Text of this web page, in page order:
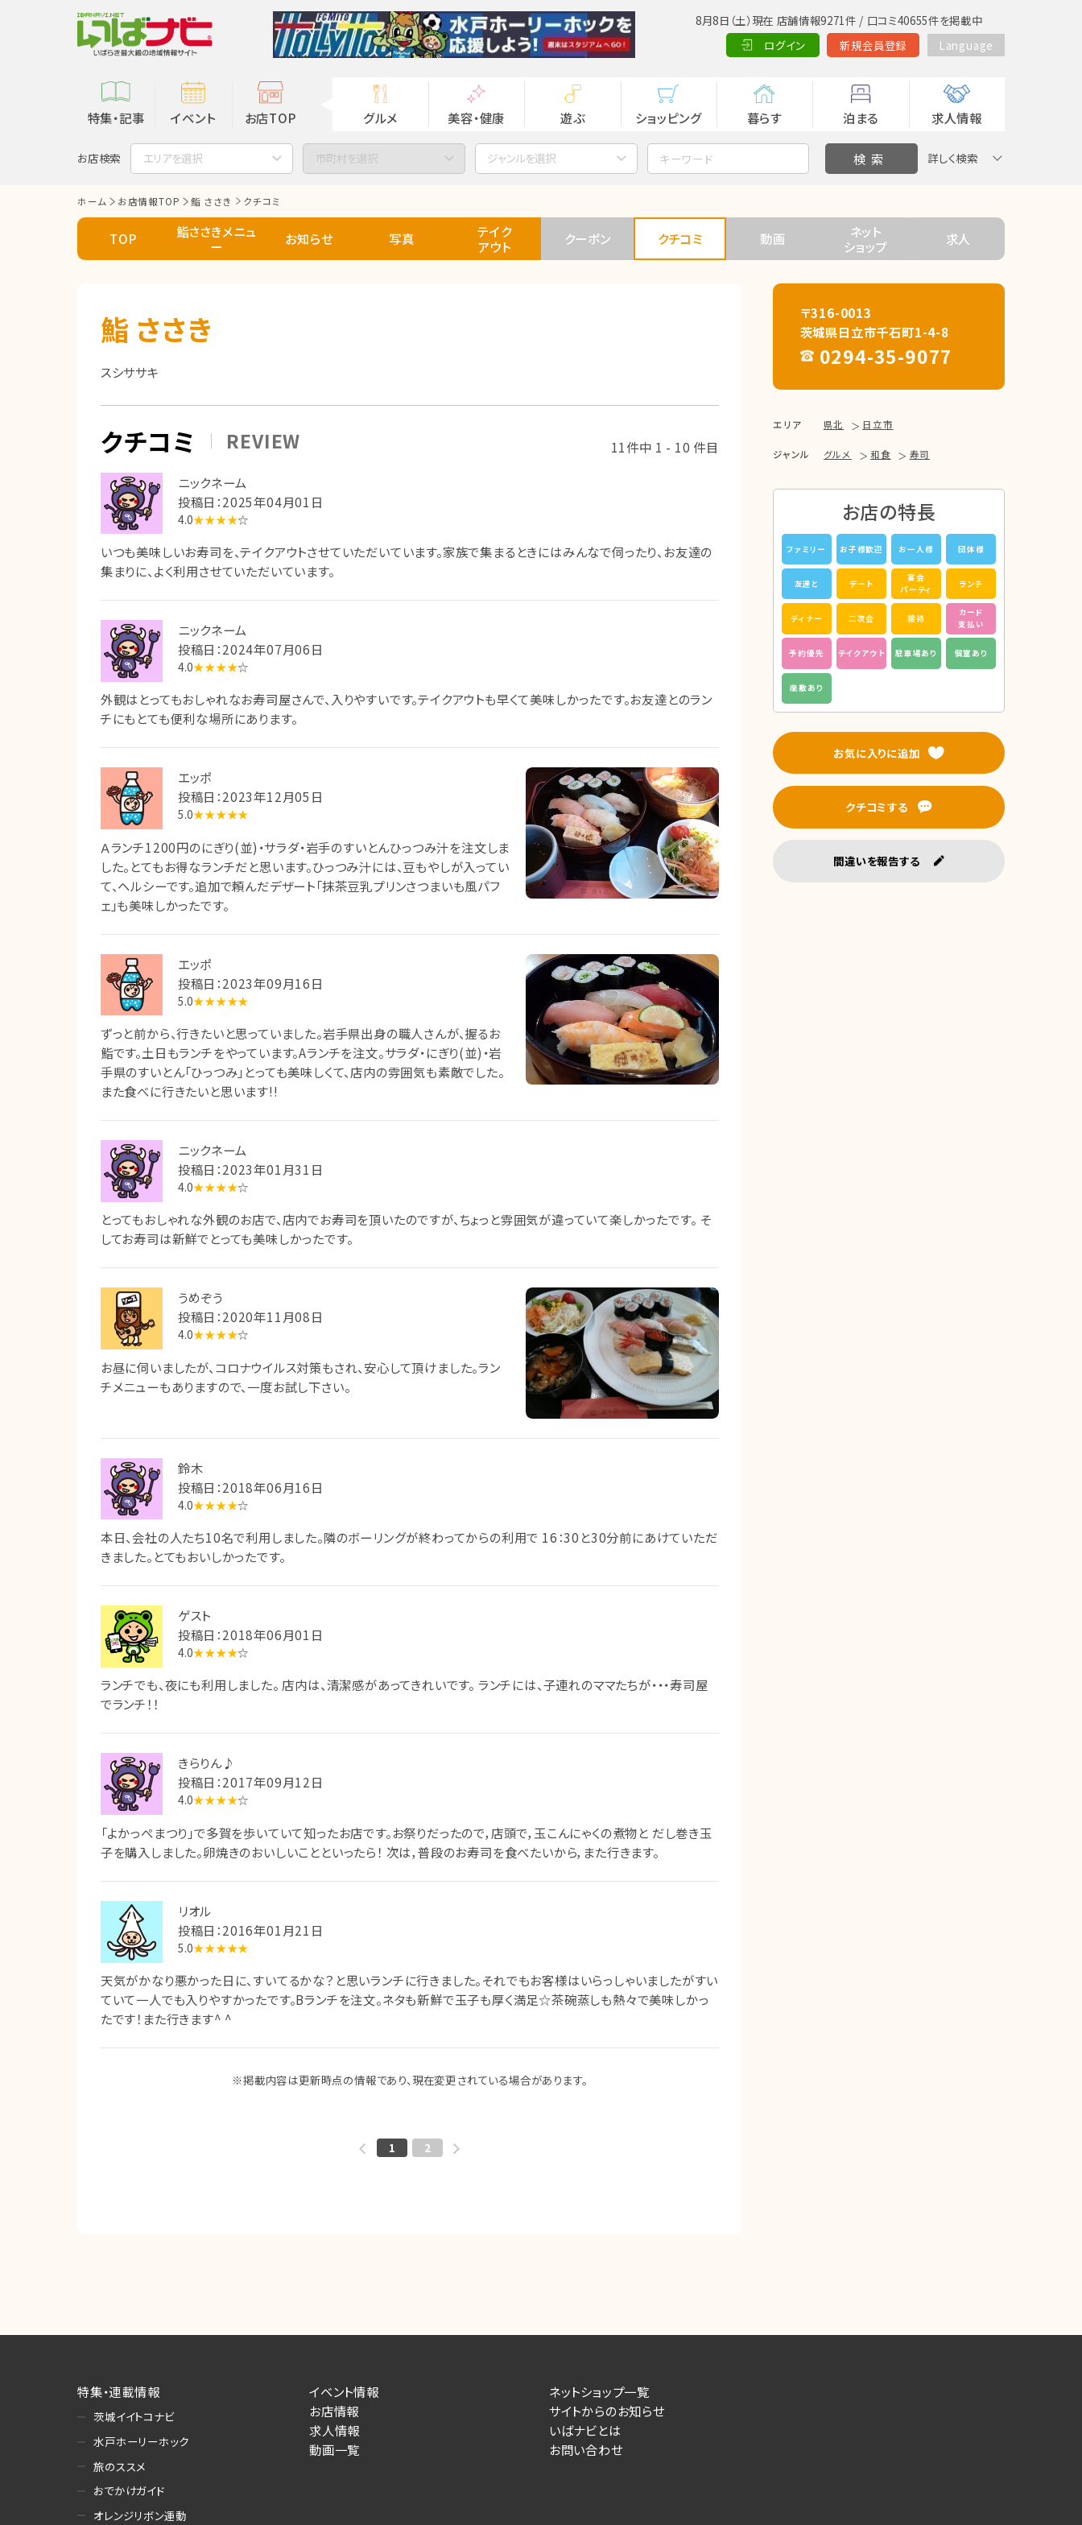
8月8日（土）現在 店舗情報9271件 / 口コミ40655件を掲載中
ログイン
新規会員登録 Language
特集・記事 イベント お店TOP グルメ 美容・健康 遊ぶ ショッピング 暮らす 泊まる 求人情報
お店検索 エリアを選択 市町村を選択 ジャンルを選択 詳しく検索
ホーム お店情報TOP 鮨 ささき クチコミ
TOP
鮨ささきメニュ
ー
お知らせ 写真
テイク
アウト
クーポン クチコミ 動画
ネット
ショップ
求人
鮨 ささき
スシササキ
クチコミ REVIEW
11件中 1 - 10 件目
ニックネーム
投稿日：2025年04月01日
4.0★★★★☆
いつも美味しいお寿司を、テイクアウトさせていただいています。家族で集まるときにはみんなで伺ったり、お友達の
集まりに、よく利用させていただいています。
ニックネーム
投稿日：2024年07月06日
4.0★★★★☆
外観はとってもおしゃれなお寿司屋さんで、入りやすいです。テイクアウトも早くて美味しかったです。お友達とのラン
チにもとても便利な場所にあります。
エッポ
投稿日：2023年12月05日
5.0★★★★★
Ａランチ1200円のにぎり(並)・サラダ・岩手のすいとんひっつみ汁を注文しま
した。とてもお得なランチだと思います。ひっつみ汁には、豆もやしが入ってい
て、ヘルシーです。追加で頼んだデザート「抹茶豆乳プリンさつまいも風パフ
ェ」も美味しかったです。
エッポ
投稿日：2023年09月16日
5.0★★★★★
ずっと前から、行きたいと思っていました。岩手県出身の職人さんが、握るお
鮨です。土日もランチをやっています。Aランチを注文。サラダ・にぎり(並)・岩
手県のすいとん「ひっつみ」とっても美味しくて、店内の雰囲気も素敵でした。
また食べに行きたいと思います!!
ニックネーム
投稿日：2023年01月31日
4.0★★★★☆
とってもおしゃれな外観のお店で、店内でお寿司を頂いたのですが、ちょっと雰囲気が違っていて楽しかったです。 そ
してお寿司は新鮮でとっても美味しかったです。
うめぞう
投稿日：2020年11月08日
4.0★★★★☆
お昼に伺いましたが、コロナウイルス対策もされ、安心して頂けました。ラン
チメニューもありますので、一度お試し下さい。
鈴木
投稿日：2018年06月16日
4.0★★★★☆
本日、会社の人たち10名で利用しました。隣のボーリングが終わってからの利用で 16：30と30分前にあけていただ
きました。とてもおいしかったです。
ゲスト
投稿日：2018年06月01日
4.0★★★★☆
ランチでも、夜にも利用しました。 店内は、清潔感があってきれいです。 ランチには、子連れのママたちが・・・寿司屋
でランチ！！
きらりん♪
投稿日：2017年09月12日
4.0★★★★☆
「よかっぺまつり」で多賀を歩いていて知ったお店です。お祭りだったので，店頭で，玉こんにゃくの煮物と だし巻き玉
子を購入しました。卵焼きのおいしいことといったら！ 次は，普段のお寿司を食べたいから，また行きます。
リオル
投稿日：2016年01月21日
5.0★★★★★
天気がかなり悪かった日に、すいてるかな？と思いランチに行きました。それでもお客様はいらっしゃいましたがすい
ていて一人でも入りやすかったです。Bランチを注文。ネタも新鮮で玉子も厚く満足☆茶碗蒸しも熱々で美味しかっ
たです！また行きます^ ^
※掲載内容は更新時点の情報であり、現在変更されている場合があります。
1 2
〒316-0013
茨城県日立市千石町1-4-8
0294-35-9077
エリア 県北 日立市
ジャンル グルメ 和食 寿司
お店の特長
ファミリー お子様歓迎 お一人様 団体様
友達と デート
宴会
パーティ
ランチ
ディナー 二次会 接待
カード
支払い
予約優先 テイクアウト 駐車場あり 個室あり
座敷あり
お気に入りに追加
クチコミする
間違いを報告する
特集・連載情報
茨城イイトコナビ
水戸ホーリーホック
旅のススメ
おでかけガイド
オレンジリボン運動
イベント情報
お店情報
求人情報
動画一覧
ネットショップ一覧
サイトからのお知らせ
いばナビとは
お問い合わせ